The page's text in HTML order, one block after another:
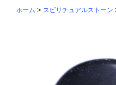
ホーム > スピリチュアルストーン